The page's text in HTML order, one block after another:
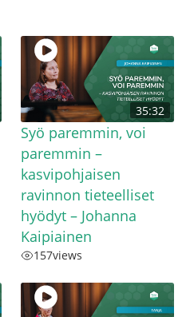
35:32
Syö paremmin, voi
paremmin –
kasvipohjaisen
ravinnon tieteelliset
hyödyt – Johanna
Kaipiainen
157views